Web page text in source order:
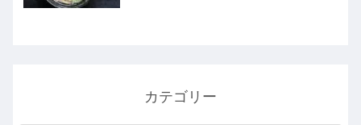
カテゴリー